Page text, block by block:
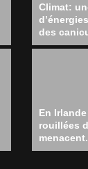
Climat:
des
En
rouillées